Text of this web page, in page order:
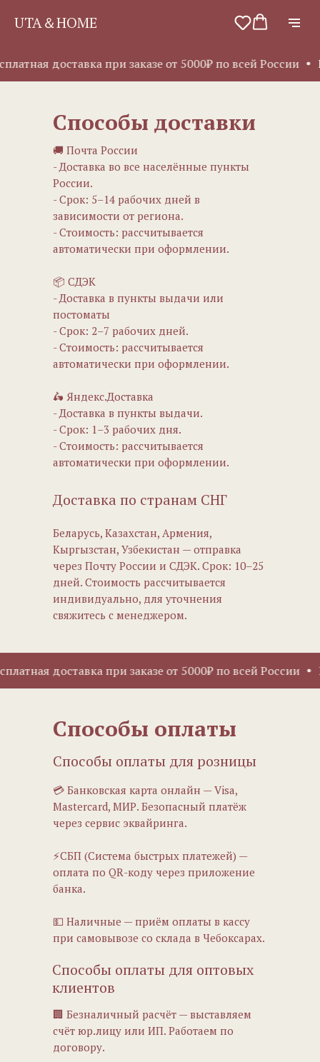
UTA＆HOME
доставка при заказе от 5000₽ по всей России
🚚 Почта России
- Доставка во все населённые пункты
России.
- Срок: 5–14 рабочих дней в
зависимости от региона.
- Стоимость: рассчитывается
автоматически при оформлении.
📦 СДЭК
- Доставка в пункты выдачи или
постоматы
- Срок: 2–7 рабочих дней.
- Стоимость: рассчитывается
автоматически при оформлении.
🛵 Яндекс.Доставка
- Доставка в пункты выдачи.
- Срок: 1–3 рабочих дня.
- Стоимость: рассчитывается
автоматически при оформлении.
Способы доставки
Беларусь, Казахстан, Армения,
Кыргызстан, Узбекистан — отправка
через Почту России и СДЭК. Срок: 10–25
дней. Стоимость рассчитывается
индивидуально, для уточнения
свяжитесь с менеджером.
Доставка по странам СНГ
доставка при заказе от 5000₽ по всей России
Способы оплаты
Способы оплаты для розницы
Способы оплаты для оптовых
клиентов
💳 Банковская карта онлайн — Visa,
Mastercard, МИР. Безопасный платёж
через сервис эквайринга.
⚡СБП (Система быстрых платежей) —
оплата по QR-коду через приложение
банка.
💵 Наличные — приём оплаты в кассу
при самовывозе со склада в Чебоксарах.
🏢 Безналичный расчёт — выставляем
счёт юр.лицу или ИП. Работаем по
договору.